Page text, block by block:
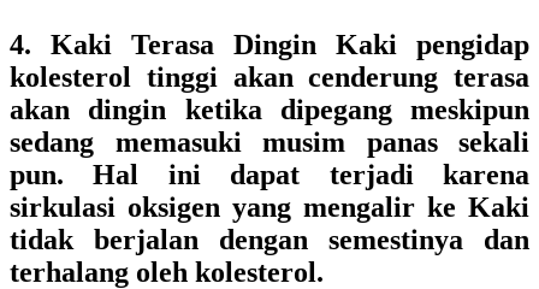
4. Kaki Terasa Dingin Kaki pengidap
kolesterol tinggi akan cenderung terasa
akan dingin ketika dipegang meskipun
sedang memasuki musim panas sekali
pun. Hal ini dapat terjadi karena
sirkulasi oksigen yang mengalir ke Kaki
tidak berjalan dengan semestinya dan
terhalang oleh kolesterol.